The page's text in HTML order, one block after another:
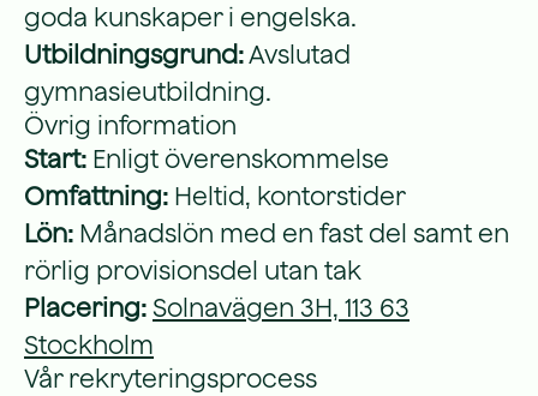
goda kunskaper i engelska.
Utbildningsgrund:Avslutad
gymnasieutbildning.
Övrig information
Start: Enligt överenskommelse
Omfattning: Heltid, kontorstider
Lön: Månadslön med en fast del samt en
rörlig provisionsdel utan tak
Placering: Solnavägen 3H, 113 63
Stockholm
Vår rekryteringsprocess